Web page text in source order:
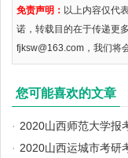
免责声明： 以上内容仅代
诺，转载目的在于传递更
fjksw@163.com，我们将
您可能喜欢的文章
· 2020山西师范大学报
· 2020山西运城市考研